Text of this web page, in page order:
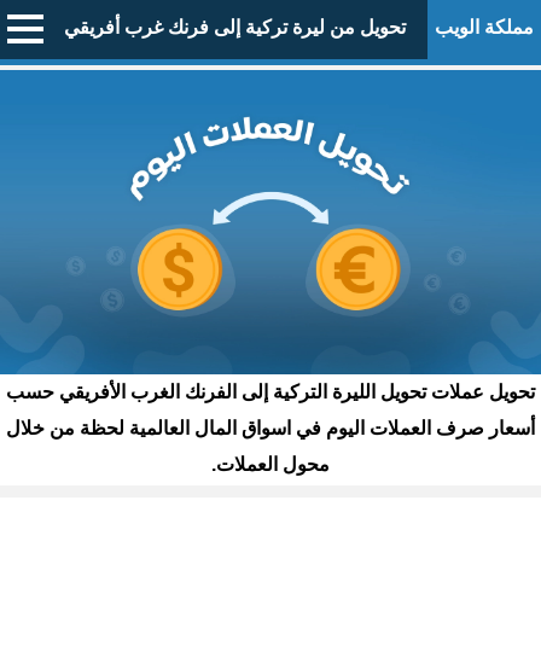
مملكة الويب تحويل من ليرة تركية إلى فرنك غرب أفريقي
تحويل عملات تحويل الليرة التركية إلى الفرنك الغرب الأفريقي حسب
أسعار صرف العملات اليوم في اسواق المال العالمية لحظة من خلال
محول العملات.